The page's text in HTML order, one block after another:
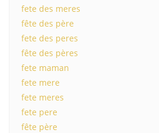
fete des meres
fête des père
fete des peres
fête des pères
fete maman
fete mere
fete meres
fete pere
fête père